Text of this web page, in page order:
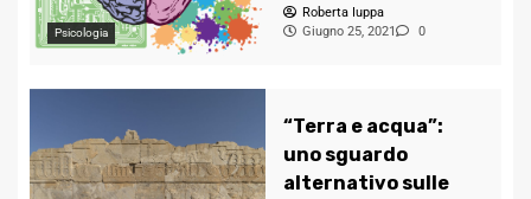
Psicologia
Roberta Iuppa
Giugno 25, 2021
0
“Terra e acqua”:
uno sguardo
alternativo sulle